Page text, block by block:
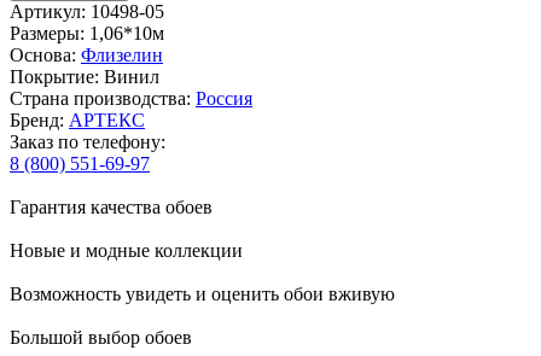
Артикул: 10498-05
Размеры: 1,06*10м
Основа: Флизелин
Покрытие: Винил
Страна производства: Россия
Бренд: АРТЕКС
Заказ по телефону:
8 (800) 551-69-97
Гарантия качества обоев
Новые и модные коллекции
Возможность увидеть и оценить обои вживую
Большой выбор обоев